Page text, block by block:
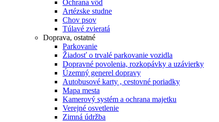
Ochrana vôd
Artézske studne
Chov psov
Túlavé zvieratá
Doprava, ostatné
Parkovanie
Žiadosť o trvalé parkovanie vozidla
Dopravné povolenia, rozkopávky a uzávierky
Územný generel dopravy
Autobusové karty , cestovné poriadky
Mapa mesta
Kamerový systém a ochrana majetku
Verejné osvetlenie
Zimná údržba